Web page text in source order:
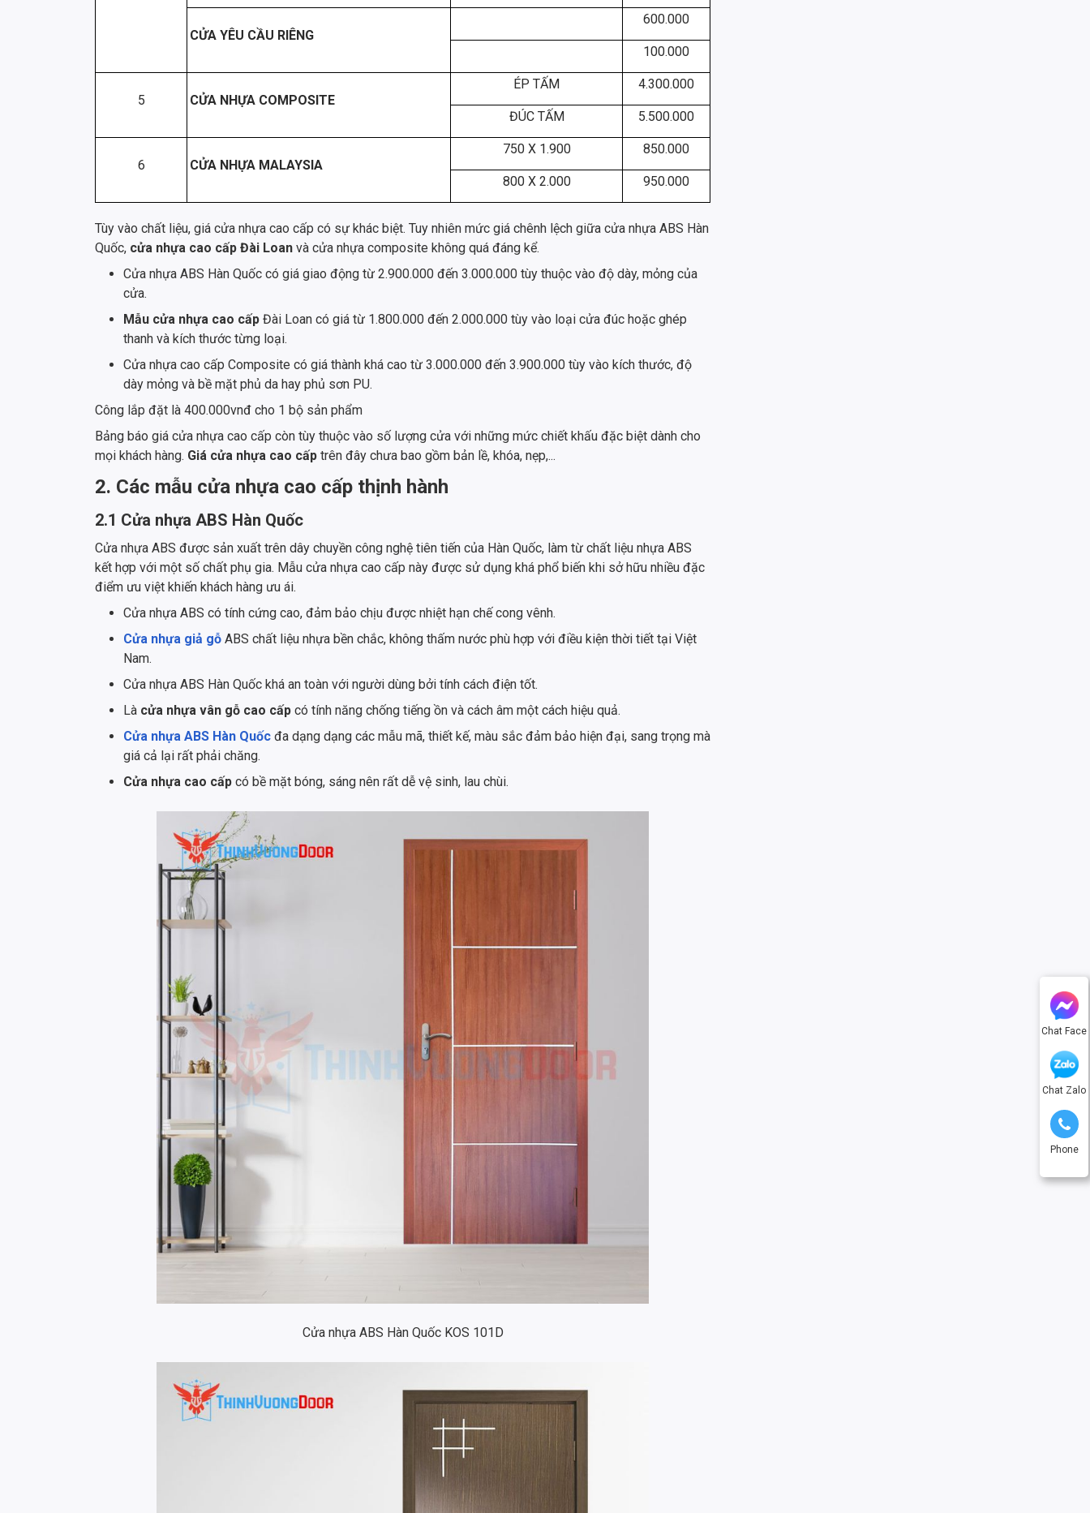
Chat Face
Chat Zalo
Phone
CỬA YÊU CẦU RIÊNG
600.000
100.000
5 CỬA NHỰA COMPOSITE
ÉP TẤM 4.300.000
ĐÚC TẤM 5.500.000
6 CỬA NHỰA MALAYSIA
750 X 1.900 850.000
800 X 2.000 950.000
Tùy vào chất liệu, giá cửa nhựa cao cấp có sự khác biệt. Tuy nhiên mức giá chênh lệch giữa cửa nhựa ABS Hàn
Quốc, cửa nhựa cao cấp Đài Loan và cửa nhựa composite không quá đáng kể.
Cửa nhựa ABS Hàn Quốc có giá giao động từ 2.900.000 đến 3.000.000 tùy thuộc vào độ dày, mỏng của
cửa.
Mẫu cửa nhựa cao cấp Đài Loan có giá từ 1.800.000 đến 2.000.000 tùy vào loại cửa đúc hoặc ghép
thanh và kích thước từng loại.
Cửa nhựa cao cấp Composite có giá thành khá cao từ 3.000.000 đến 3.900.000 tùy vào kích thước, độ
dày mỏng và bề mặt phủ da hay phủ sơn PU.
Công lắp đặt là 400.000vnđ cho 1 bộ sản phẩm
Bảng báo giá cửa nhựa cao cấp còn tùy thuộc vào số lượng cửa với những mức chiết khấu đặc biệt dành cho
mọi khách hàng. Giá cửa nhựa cao cấp trên đây chưa bao gồm bản lề, khóa, nẹp,...
2. Các mẫu cửa nhựa cao cấp thịnh hành
2.1 Cửa nhựa ABS Hàn Quốc
Cửa nhựa ABS được sản xuất trên dây chuyền công nghệ tiên tiến của Hàn Quốc, làm từ chất liệu nhựa ABS
kết hợp với một số chất phụ gia. Mẫu cửa nhựa cao cấp này được sử dụng khá phổ biến khi sở hữu nhiều đặc
điểm ưu việt khiến khách hàng ưu ái.
Cửa nhựa ABS có tính cứng cao, đảm bảo chịu được nhiệt hạn chế cong vênh.
Cửa nhựa giả gỗ ABS chất liệu nhựa bền chắc, không thấm nước phù hợp với điều kiện thời tiết tại Việt
Nam.
Cửa nhựa ABS Hàn Quốc khá an toàn với người dùng bởi tính cách điện tốt.
Là cửa nhựa vân gỗ cao cấp có tính năng chống tiếng ồn và cách âm một cách hiệu quả.
Cửa nhựa ABS Hàn Quốc đa dạng dạng các mẫu mã, thiết kế, màu sắc đảm bảo hiện đại, sang trọng mà
giá cả lại rất phải chăng.
Cửa nhựa cao cấp có bề mặt bóng, sáng nên rất dễ vệ sinh, lau chùi.
Cửa nhựa ABS Hàn Quốc KOS 101D